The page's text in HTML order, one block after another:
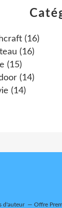
(16)
(16)
(15)
(14)
(14)
d'auteur Offre